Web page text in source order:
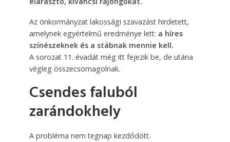
Az önkormányzat lakossági szavazást hirdetett,
amelynek egyértelmű eredménye lett: a híres
színészeknek és a stábnak mennie kell.
A sorozat 11. évadát még itt fejezik be, de utána
végleg összecsomagolnak.
Csendes faluból
zarándokhely
A probléma nem tegnap kezdődött.